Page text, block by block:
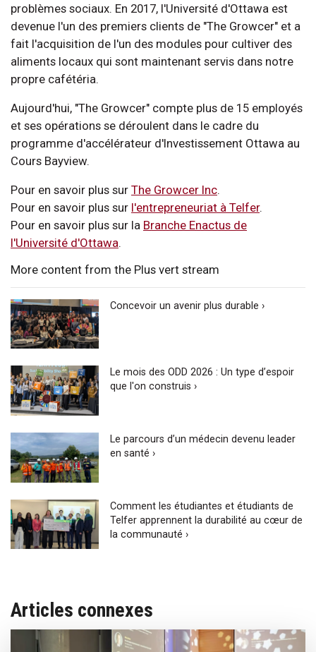
problèmes sociaux. En 2017, l'Université d'Ottawa est
devenue l'un des premiers clients de "The Growcer" et a
fait l'acquisition de l'un des modules pour cultiver des
aliments locaux qui sont maintenant servis dans notre
propre cafétéria.
Aujourd'hui, "The Growcer" compte plus de 15 employés
et ses opérations se déroulent dans le cadre du
programme d'accélérateur d'Investissement Ottawa au
Cours Bayview.
Pour en savoir plus sur The Growcer Inc.
Pour en savoir plus sur l'entrepreneuriat à Telfer.
Pour en savoir plus sur la Branche Enactus de
l'Université d'Ottawa.
More content from the Plus vert stream
Concevoir un avenir plus durable ›
Le mois des ODD 2026 : Un type d’espoir
que l'on construis ›
Le parcours d’un médecin devenu leader
en santé ›
Comment les étudiantes et étudiants de
Telfer apprennent la durabilité au cœur de
la communauté ›
Articles connexes